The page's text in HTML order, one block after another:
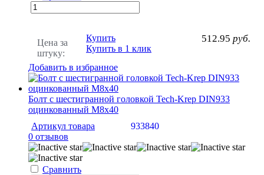
Цена за
штуку:
512.95 руб.
Купить
Купить в 1 клик
Добавить в избранное
Болт с шестигранной головкой Tech-Krep DIN933
оцинкованный М8х40
Артикул товара
933840
0 отзывов
Сравнить